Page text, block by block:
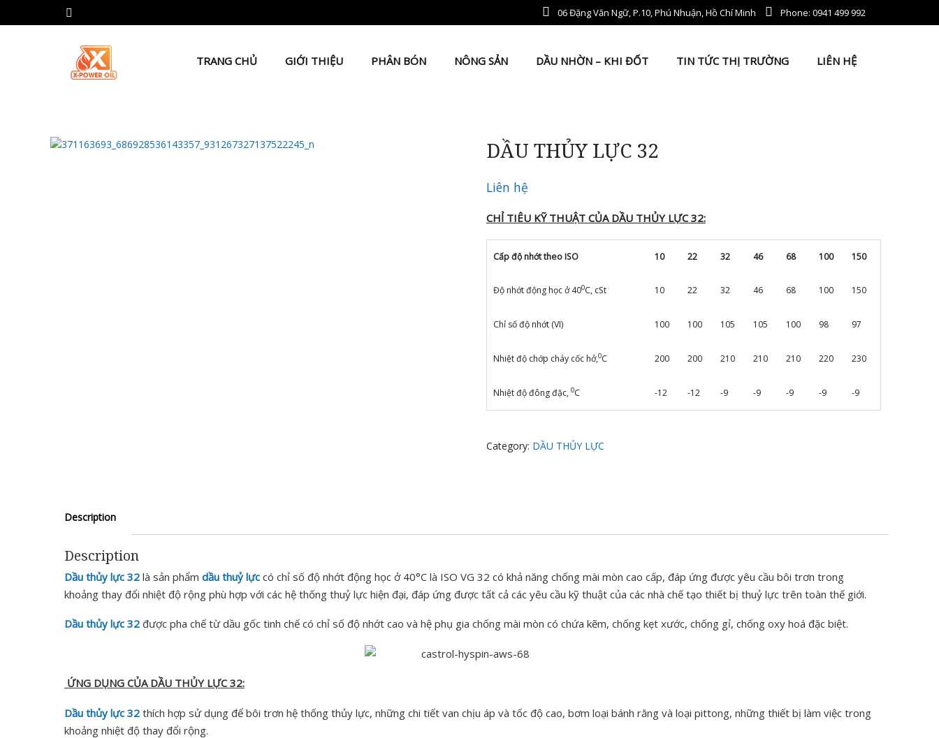
06 Đặng Văn Ngữ, P.10, Phú Nhuận, Hồ Chí Minh Phone: 0941 499 992
TRANG CHỦ GIỚI THIỆU PHÂN BÓN NÔNG SẢN DẦU NHỜN – KHI ĐỐT TIN TỨC THỊ TRƯỜNG LIÊN HỆ
DẦU THỦY LỰC 32
Liên hệ
CHỈ TIÊU KỸ THUẬT CỦA DẦU THỦY LỰC 32:
Cấp độ nhớt theo ISO 10 22 32 46 68 100 150
Độ nhớt động học ở 400C, cSt 10 22 32 46 68 100 150
Chỉ số độ nhớt (VI) 100 100 105 105 100 98 97
Nhiệt độ chớp cháy cốc hở,0C 200 200 210 210 210 220 230
Nhiệt độ đông đặc, 0C -12 -12 -9 -9 -9 -9 -9
Category: DẦU THỦY LỰC
Description
Description
Dầu thủy lực 32 là sản phẩm dầu thuỷ lực có chỉ số độ nhớt động học ở 40°C là ISO VG 32 có khả năng chống mài mòn cao cấp, đáp ứng được yêu cầu bôi trơn trong
khoảng thay đổi nhiệt độ rộng phù hợp với các hệ thống thuỷ lực hiện đại, đáp ứng được tất cả các yêu cầu kỹ thuật của các nhà chế tạo thiết bị thuỷ lực trên toàn thế giới.
Dầu thủy lực 32 được pha chế từ dầu gốc tinh chế có chỉ số độ nhớt cao và hệ phụ gia chống mài mòn có chứa kẽm, chống kẹt xước, chống gỉ, chống oxy hoá đặc biệt.
ỨNG DỤNG CỦA DẦU THỦY LỰC 32:
Dầu thủy lực 32 thích hợp sử dụng để bôi trơn hệ thống thủy lực, những chi tiết van chịu áp và tốc độ cao, bơm loại bánh răng và loại pittong, những thiết bị làm việc trong
khoảng nhiệt độ thay đổi rộng.